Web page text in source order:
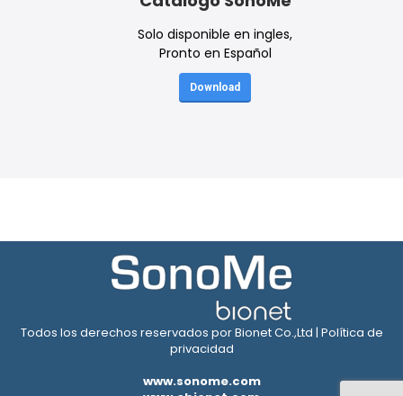
Solo disponible en ingles,
Pronto en Español
Download
Todos los derechos reservados por Bionet Co.,Ltd | Política de
privacidad
www.sonome.com